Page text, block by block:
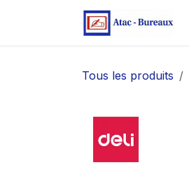
Se rendre au contenu
Tous les produits